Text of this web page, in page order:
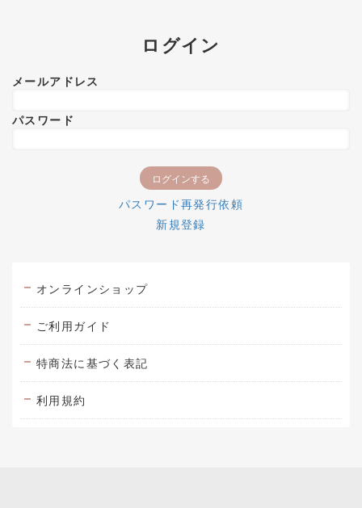
ログイン
メールアドレス
パスワード
パスワード再発行依頼
新規登録
オンラインショップ
ご利用ガイド
特商法に基づく表記
利用規約